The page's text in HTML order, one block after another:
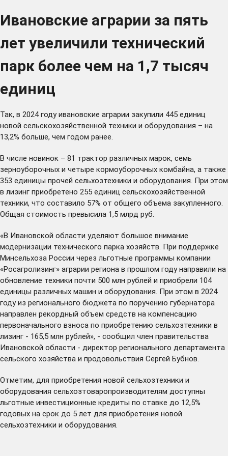
Ивановские аграрии за пять
лет увеличили технический
парк более чем на 1,7 тысяч
единиц
Так, в 2024 году ивановские аграрии закупили 445 единиц
новой сельскохозяйственной техники и оборудования – на
13,2% больше, чем годом ранее.
В числе новинок – 81 трактор различных марок, семь
зерноуборочных и четыре кормоуборочных комбайна, а также
353 единицы прочей сельхозтехники и оборудования. При этом
в лизинг приобретено 255 единиц сельскохозяйственной
техники, что составило 57% от общего объема закупленного.
Общая стоимость превысила 1,5 млрд руб.
«В Ивановской области уделяют большое внимание
модернизации технического парка хозяйств. При поддержке
Минсельхоза России через льготные программы компании
«Росагролизинг» аграрии региона в прошлом году направили на
обновление техники почти 500 млн рублей и приобрели 104
единицы различных машин и оборудования. При этом в 2024
году из регионального бюджета по поручению губернатора
направлен рекордный объем средств на компенсацию
первоначального взноса по приобретению сельхозтехники в
лизинг - 165,5 млн рублей», - сообщил член правительства
Ивановской области - директор регионального департамента
сельского хозяйства и продовольствия Сергей Бубнов.
Отметим, для приобретения новой сельхозтехники и
оборудования сельхозтоваропроизводителям доступны
льготные инвестиционные кредиты по ставке до 12,5%
годовых на срок до 5 лет для приобретения новой
сельхозтехники и оборудования.